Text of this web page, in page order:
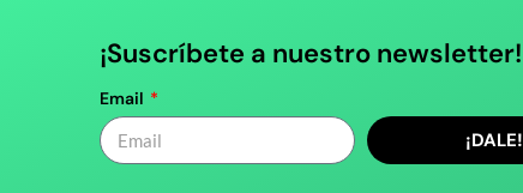
¡Suscríbete a nuestro newsletter!
Email
¡DALE!